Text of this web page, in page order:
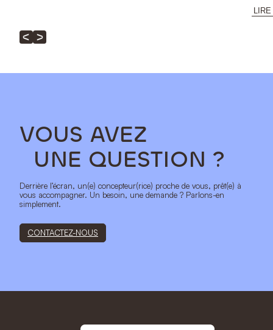
VOUS AVEZ
UNE QUESTION ?
Derrière l’écran, un(e) concepteur(rice) proche de vous, prêt(e) à
vous accompagner. Un besoin, une demande ? Parlons-en
simplement.
CONTACTEZ-NOUS